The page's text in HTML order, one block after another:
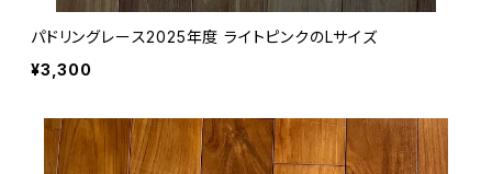
パドリングレース2025年度 ライトピンクのLサイズ
¥3,300